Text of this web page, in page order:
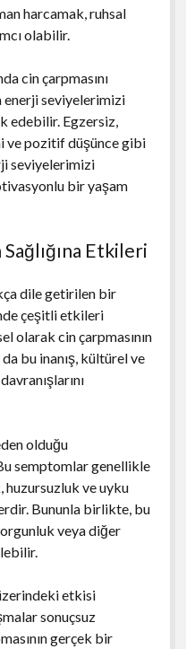
harcamak, ruhsal
olabilir.
cin çarpmasını
enerji seviyelerimizi
edebilir. Egzersiz,
ve pozitif düşünce gibi
seviyelerimizi
bir yaşam
Sağlığına Etkileri
dile getirilen bir
çeşitli etkileri
olarak cin çarpmasının
bu inanış, kültürel ve
olduğu
semptomlar genellikle
huzursuzluk ve uyku
Bununla birlikte, bu
veya diğer
etkisi
sonuçsuz
gerçek bir